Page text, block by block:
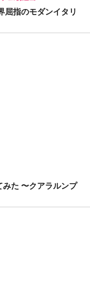
屈指のモダンイタリ
みた 〜クアラルンプ